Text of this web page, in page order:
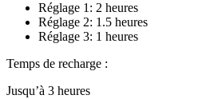
Réglage 1: 2 heures
Réglage 2: 1.5 heures
Réglage 3: 1 heures
Temps de recharge :
Jusqu’à 3 heures